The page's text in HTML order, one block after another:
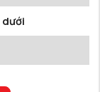
dưới